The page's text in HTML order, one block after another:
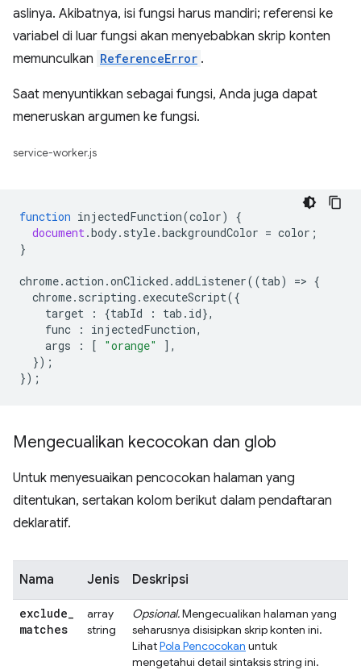
aslinya. Akibatnya, isi fungsi harus mandiri; referensi ke
variabel di luar fungsi akan menyebabkan skrip konten
memunculkan ReferenceError .
Saat menyuntikkan sebagai fungsi, Anda juga dapat
meneruskan argumen ke fungsi.
service-worker.js
function injectedFunction(color)
{
document.body. style.backgroundColor = color ;
}
chrome.action .onClicked .addListener((tab) => {
chrome. scripting . executeScript({
target
: {tabId : tab . id},
func
: injectedFunction,
args
: [ "orange"
],
});
});
Mengecualikan kecocokan dan glob
Untuk menyesuaikan pencocokan halaman yang
ditentukan, sertakan kolom berikut dalam pendaftaran
deklaratif.
Nama Jenis Deskripsi
exclude_
matches
array
string
Opsional.Mengecualikan halaman yang
seharusnya disisipkan skrip konten ini.
LihatPola Pencocokan untuk
mengetahui detail sintaksis string ini.